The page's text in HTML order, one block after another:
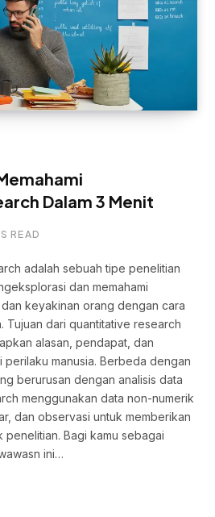
Dalam 3 Menit
READ
adalah sebuah tipe penelitian
dan memahami
keyakinan orang dengan cara
Tujuan dari quantitative research
alasan, pendapat, dan
perilaku manusia. Berbeda dengan
berurusan dengan analisis data
menggunakan data non-numerik
dan observasi untuk memberikan
Bagi kamu sebagai
ini…